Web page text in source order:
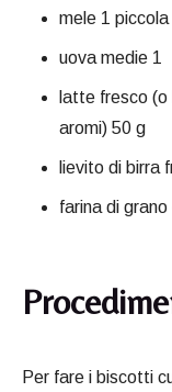
mele 1 piccola
uova medie 1
latte fresco
aromi) 50 g
lievito di birra
farina di
Per fare i biscotti